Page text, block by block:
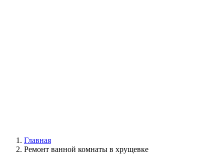
Главная
Ремонт ванной комнаты в хрущевке